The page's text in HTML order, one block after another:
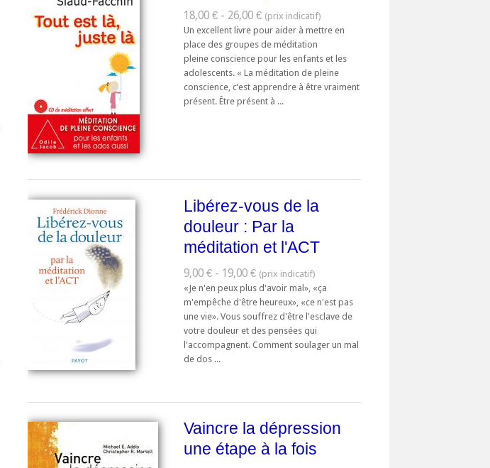
18,00 € - 26,00 €
Un excellent livre pour aider à mettre en
place des groupes de méditation
pleine conscience pour les enfants et les
adolescents. « La méditation de pleine
conscience, c’est apprendre à être vraiment
présent. Être présent à ...
Libérez-vous de la
douleur : Par la
méditation et l'ACT
9,00 € - 19,00 €
«Je n'en peux plus d'avoir mal», «ça
m'empêche d'être heureux», «ce n'est pas
une vie». Vous souffrez d'être l'esclave de
votre douleur et des pensées qui
l'accompagnent. Comment soulager un mal
de dos ...
Vaincre la dépression
une étape à la fois